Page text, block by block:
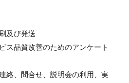
及び発送
ス品質改善のためのアンケート
絡、問合せ、説明会の利用、実